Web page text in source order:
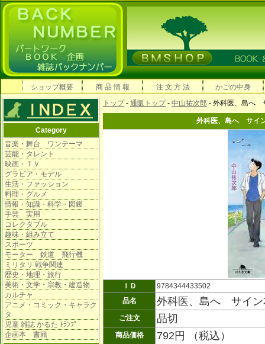
ショップ概要 商 品 情 報 注 文 方 法 かごの中身
Category
音楽・舞台 ワンテーマ
芸能・タレント
映画・ＴＶ
グラビア・モデル
生活・ファッション
料理・グルメ
情報・知識・科学・図鑑
手芸 実用
コレクタブル
趣味・組み立て
スポーツ
モーター 鉄道 飛行機
ミリタリ 戦争関連
歴史・地理・旅行
美術・文学・宗教・建造物
カルチャ
アニメ・コミック・キャラク
タ
児童 雑誌 かるた ﾄﾗﾝﾌﾟ
企画本 書籍
トップ- 通販トップ- 中山祐次郎 - 外科医、島へ
外科医、島へ サイ
ＩＤ
9784344433502
品名
外科医、島へ サイ
ご注文 品切
商品価格 792円 （税込）